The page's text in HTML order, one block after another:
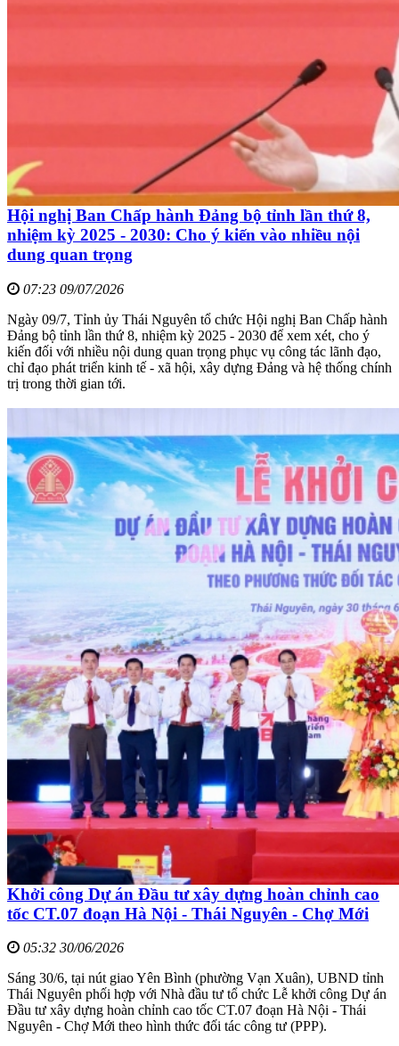
Hội nghị Ban Chấp hành Đảng bộ tỉnh lần thứ 8,
nhiệm kỳ 2025 - 2030: Cho ý kiến vào nhiều nội
dung quan trọng
07:23 09/07/2026
Ngày 09/7, Tỉnh ủy Thái Nguyên tổ chức Hội nghị Ban Chấp hành
Đảng bộ tỉnh lần thứ 8, nhiệm kỳ 2025 - 2030 để xem xét, cho ý
kiến đối với nhiều nội dung quan trọng phục vụ công tác lãnh đạo,
chỉ đạo phát triển kinh tế - xã hội, xây dựng Đảng và hệ thống chính
trị trong thời gian tới.
Khởi công Dự án Đầu tư xây dựng hoàn chỉnh cao
tốc CT.07 đoạn Hà Nội - Thái Nguyên - Chợ Mới
05:32 30/06/2026
Sáng 30/6, tại nút giao Yên Bình (phường Vạn Xuân), UBND tỉnh
Thái Nguyên phối hợp với Nhà đầu tư tổ chức Lễ khởi công Dự án
Đầu tư xây dựng hoàn chỉnh cao tốc CT.07 đoạn Hà Nội - Thái
Nguyên - Chợ Mới theo hình thức đối tác công tư (PPP).